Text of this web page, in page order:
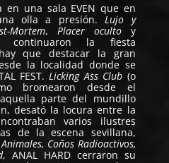
en una sala EVEN que en
olla a presión. Lujo y
Mortem, Placer ocultoy
la fiesta
que destacar la gran
la localidad donde se
FEST. Licking Ass Club (o
bromearon desde el
parte del mundillo
desató la locura entre la
varios ilustres
de la escena sevillana,
Animales, Coños Radioactivos,
, ANAL HARD cerraron su